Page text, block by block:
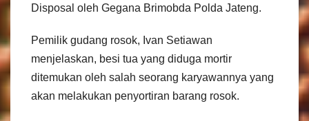
Disposal oleh Gegana Brimobda Polda Jateng.
Pemilik gudang rosok, Ivan Setiawan
menjelaskan, besi tua yang diduga mortir
ditemukan oleh salah seorang karyawannya yang
akan melakukan penyortiran barang rosok.